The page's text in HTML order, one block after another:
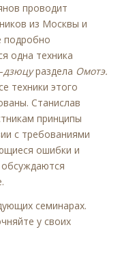
проводит
из Москвы и
подробно
одна техника
дзюцураздела Омотэ.
техники этого
Станислав
принципы
с требованиями
ошибки и
семинарах.
у своих